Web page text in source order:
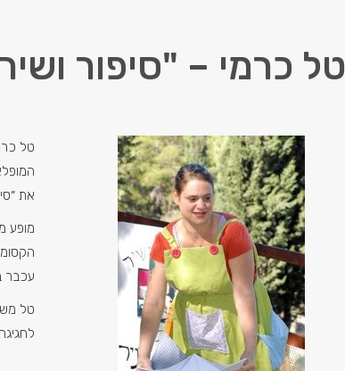
טל כרמי – "סיפור
טל
את
מופע
עכבר
טל